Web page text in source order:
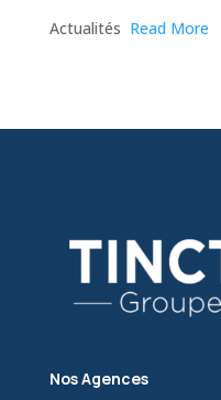
​Actualités Read More
Nos Agences